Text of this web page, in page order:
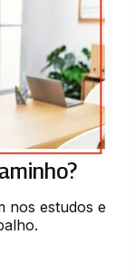
nos estudos e